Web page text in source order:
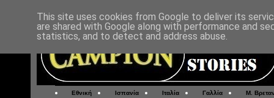
Εθνική Ισπανία Ιταλία Γαλλία Μ.
This site uses cookies from Google to deliver its
are shared with Google along with performance and
statistics, and to detect and address abuse.